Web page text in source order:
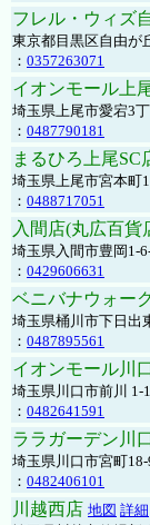
フレル・ウィズ
東京都目黒区自由が
： 0357263071
イオンモール上
埼玉県上尾市愛宕3
： 0487790181
まるひろ上尾SC
埼玉県上尾市宮本
： 0488717051
入間店(丸広百貨
埼玉県入間市豊岡1-
： 0429606631
ベニバナウォー
埼玉県桶川市下日
： 0487895561
イオンモール川
埼玉県川口市前川 1-
： 0482641591
ララガーデン川
埼玉県川口市宮町
： 0482406101
川越西店 地図 詳細